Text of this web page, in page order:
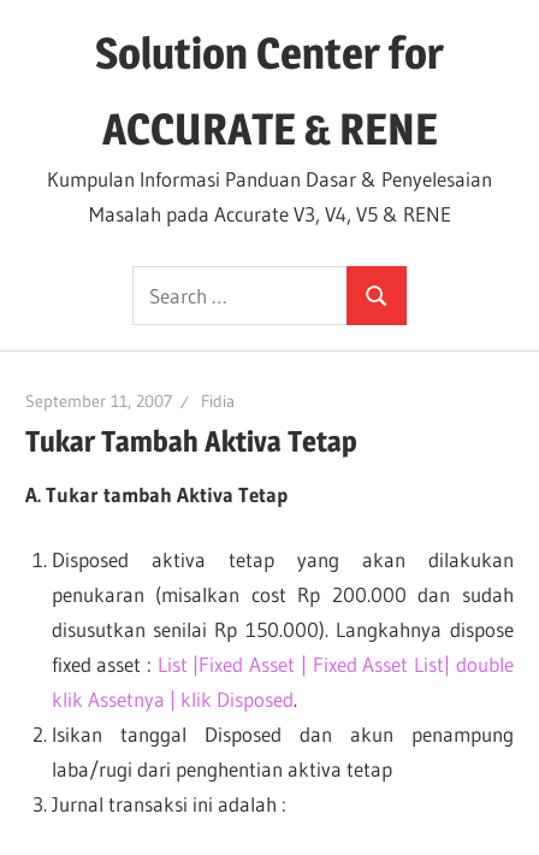
Solution Center for
ACCURATE & RENE
Kumpulan Informasi Panduan Dasar & Penyelesaian
Masalah pada Accurate V3, V4, V5 & RENE
Search
for:
Search
September 11, 2007 Fidia
Tukar Tambah Aktiva Tetap
A. Tukar tambah Aktiva Tetap
Disposed aktiva tetap yang akan dilakukan
penukaran (misalkan cost Rp 200.000 dan sudah
disusutkan senilai Rp 150.000). Langkahnya dispose
fixed asset : List |Fixed Asset | Fixed Asset List| double
klik Assetnya | klik Disposed.
Isikan tanggal Disposed dan akun penampung
laba/rugi dari penghentian aktiva tetap
Jurnal transaksi ini adalah :